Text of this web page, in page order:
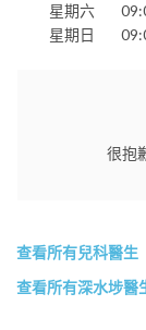
星期六
星期日
很抱
查看所有兒科醫生
查看所有深水埗醫